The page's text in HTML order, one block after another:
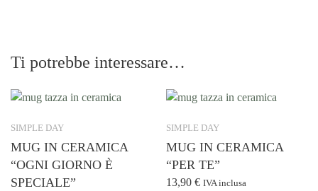
Ti potrebbe interessare…
SIMPLE DAY
MUG IN CERAMICA
“OGNI GIORNO È
SPECIALE”
SIMPLE DAY
MUG IN CERAMICA
“PER TE”
13,90 € IVA inclusa